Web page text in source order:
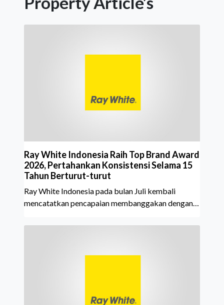
Ray White Indonesia Raih Top Brand Award
2026, Pertahankan Konsistensi Selama 15
Tahun Berturut-turut
Ray White Indonesia pada bulan Juli kembali
mencatatkan pencapaian membanggakan dengan
Property Agent. Penghargaan ini menjadi semakin
White Indonesia. Top Brand Award m